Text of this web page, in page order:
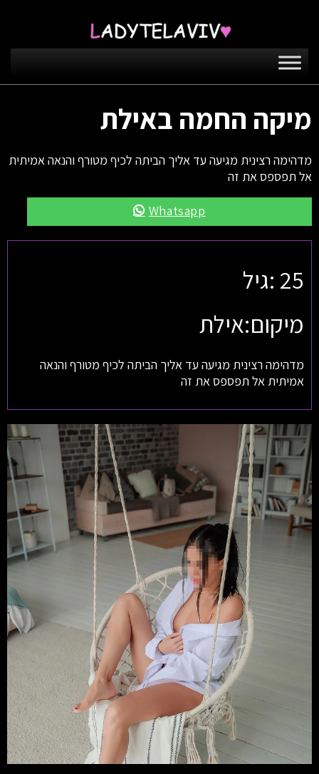
מיקה החמה באילת
מדהימה רצינית מגיעה עד אליך הביתה לכיף מטורף והנאה אמיתית
אל תפספס את זה
Whatsapp
25 :גיל
מיקום:אילת
מדהימה רצינית מגיעה עד אליך הביתה לכיף מטורף והנאה
אמיתית אל תפספס את זה